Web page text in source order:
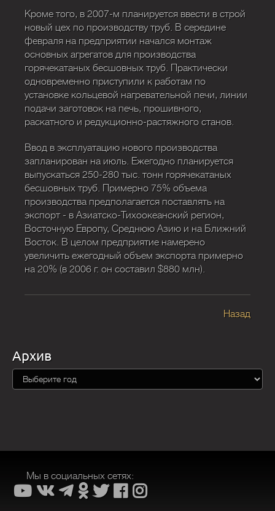
Кроме того, в 2007-м планируется ввести в строй
новый цех по производству труб. В середине
февраля на предприятии начался монтаж
основных агрегатов для производства
горячекатаных бесшовных труб. Практически
одновременно приступили к работам по
установке кольцевой нагревательной печи, линии
подачи заготовок на печь, прошивного,
раскатного и редукционно-растяжного станов.
Ввод в эксплуатацию нового производства
запланирован на июль. Ежегодно планируется
выпускаться 250-280 тыс. тонн горячекатаных
бесшовных труб. Примерно 75% объема
производства предполагается поставлять на
экспорт - в Азиатско-Тихоокеанский регион,
Восточную Европу, Среднюю Азию и на Ближний
Восток. В целом предприятие намерено
увеличить ежегодный объем экспорта примерно
на 20% (в 2006 г. он составил $880 млн).
Назад
Архив
Мы в социальных сетях: